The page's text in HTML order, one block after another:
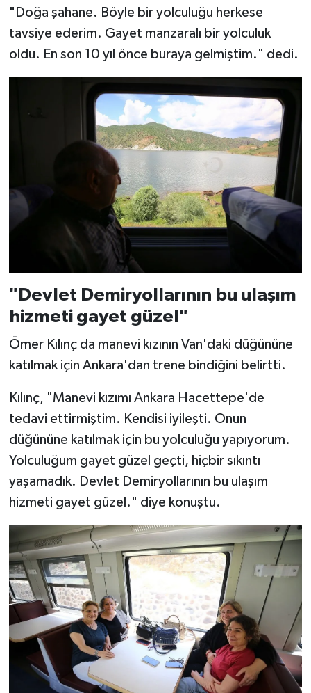
"Doğa şahane. Böyle bir yolculuğu herkese
tavsiye ederim. Gayet manzaralı bir yolculuk
oldu. En son 10 yıl önce buraya gelmiştim." dedi.
"Devlet Demiryollarının bu ulaşım
hizmeti gayet güzel"
Ömer Kılınç da manevi kızının Van'daki düğününe
katılmak için Ankara'dan trene bindiğini belirtti.
Kılınç, "Manevi kızımı Ankara Hacettepe'de
tedavi ettirmiştim. Kendisi iyileşti. Onun
düğününe katılmak için bu yolculuğu yapıyorum.
Yolculuğum gayet güzel geçti, hiçbir sıkıntı
yaşamadık. Devlet Demiryollarının bu ulaşım
hizmeti gayet güzel." diye konuştu.